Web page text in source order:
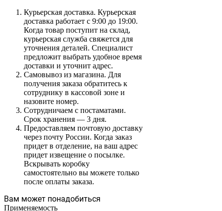
Курьерская доставка. Курьерская
доставка работает с 9:00 до 19:00.
Когда товар поступит на склад,
курьерская служба свяжется для
уточнения деталей. Специалист
предложит выбрать удобное время
доставки и уточнит адрес.
Самовывоз из магазина. Для
получения заказа обратитесь к
сотруднику в кассовой зоне и
назовите номер.
Сотрудничаем с постаматами.
Срок хранения — 3 дня.
Предоставляем почтовую доставку
через почту России. Когда заказ
придет в отделение, на ваш адрес
придет извещение о посылке.
Вскрывать коробку
самостоятельно вы можете только
после оплаты заказа.
Вам может понадобиться
Применяемость